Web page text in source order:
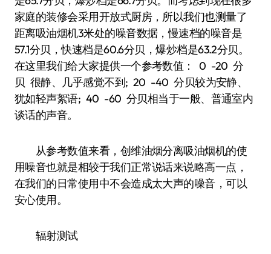
家庭的装修会采用开放式厨房，所以我们也测量了
距离吸油烟机3米处的噪音数据，慢速档的噪音是
57.1分贝，快速档是60.6分贝，爆炒档是63.2分贝。
在这里我们给大家提供一个参考数值： 0 -20 分
贝 很静、几乎感觉不到; 20 -40 分贝较为安静、
犹如轻声絮语; 40 -60 分贝相当于一般、普通室内
谈话的声音。
从参考数值来看，创维油烟分离吸油烟机的使
用噪音也就是相较于我们正常说话来说略高一点，
在我们的日常使用中不会造成太大声的噪音，可以
安心使用。
辐射测试